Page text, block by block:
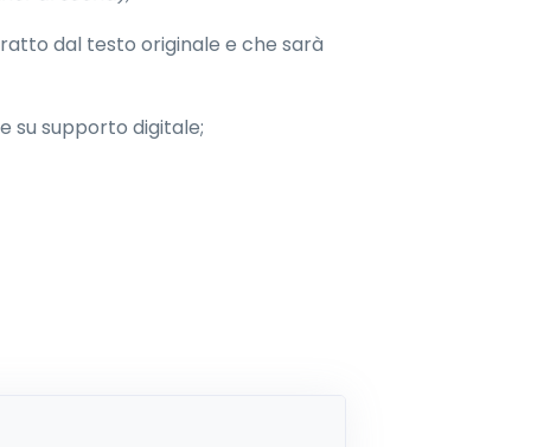
dal testo originale e che sarà
su supporto digitale;